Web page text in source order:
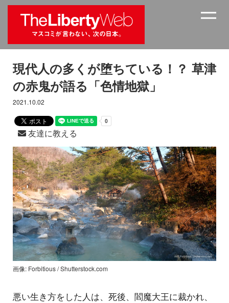
現代人の多くが堕ちている！？ 草津
の赤鬼が語る「色情地獄」
2021.10.02
友達に教える
画像: Forbitious / Shutterstock.com
悪い生き方をした人は、死後、閻魔大王に裁かれ、